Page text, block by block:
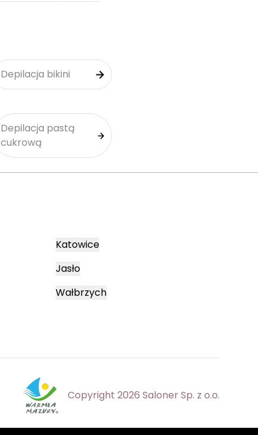
Depilacja bikini
Depilacja pastą
cukrową
Katowice
Jasło
Wałbrzych
Copyright 2026 Saloner Sp. z o.o.